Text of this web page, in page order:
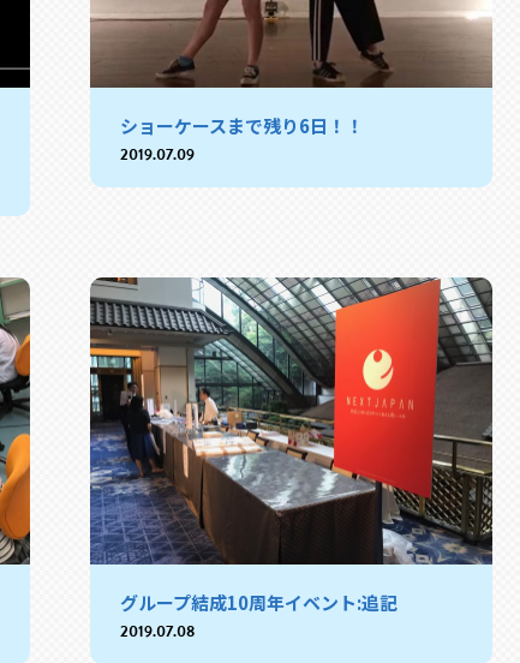
ショーケースまで残り6日！！
2019.07.09
グループ結成10周年イベント:追記
2019.07.08